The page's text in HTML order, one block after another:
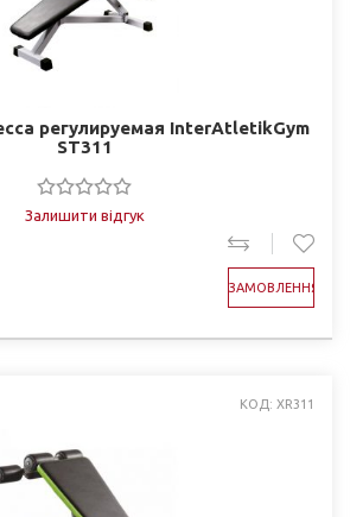
регулируемая InterAtletikGym
ST311
Залишити відгук
ЗАМОВЛЕННЯ
КОД: XR311